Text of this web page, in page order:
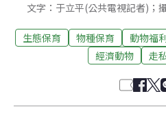
文字：于立平(公共電視記者)；
生態保育 物種保育 動物福
經濟動物
走